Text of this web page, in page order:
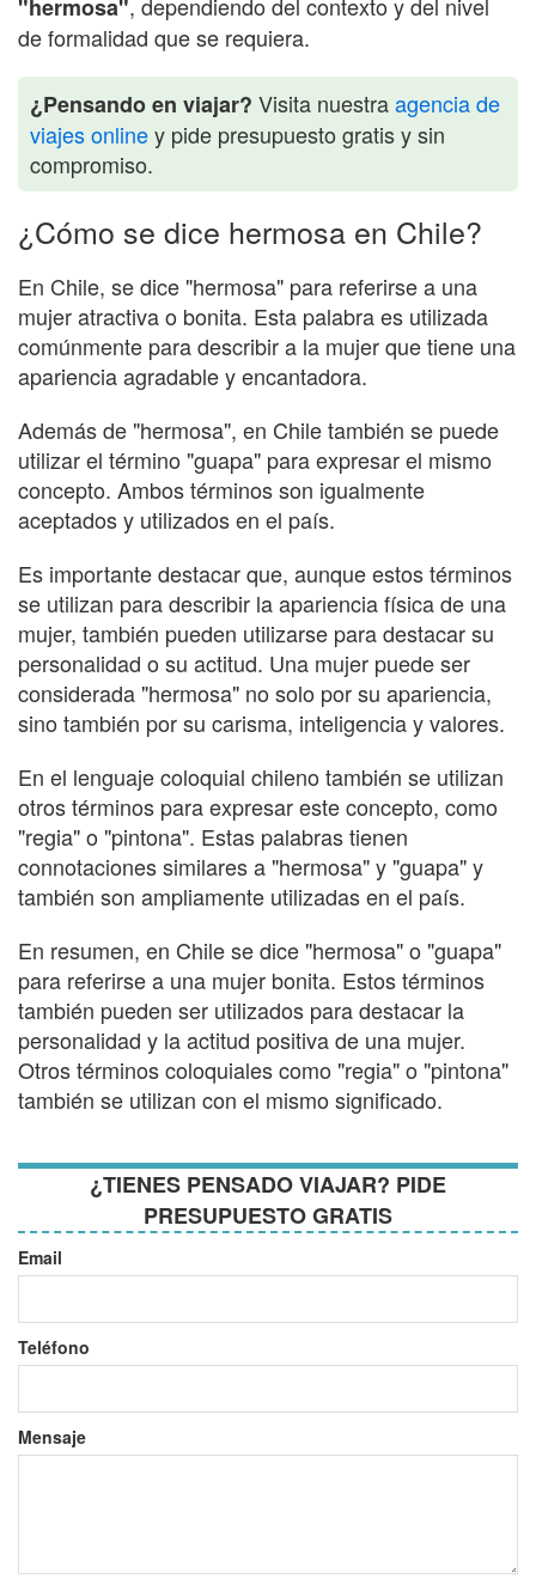
"hermosa", dependiendo del contexto y del nivel
de formalidad que se requiera.
¿Pensando en viajar? Visita nuestraagencia de
viajes onliney pide presupuesto gratis y sin
compromiso.
¿Cómo se dice hermosa en Chile?
En Chile, se dice "hermosa" para referirse a una
mujer atractiva o bonita. Esta palabra es utilizada
comúnmente para describir a la mujer que tiene una
apariencia agradable y encantadora.
Además de "hermosa", en Chile también se puede
utilizar el término "guapa" para expresar el mismo
concepto. Ambos términos son igualmente
aceptados y utilizados en el país.
Es importante destacar que, aunque estos términos
se utilizan para describir la apariencia física de una
mujer, también pueden utilizarse para destacar su
personalidad o su actitud. Una mujer puede ser
considerada "hermosa" no solo por su apariencia,
sino también por su carisma, inteligencia y valores.
En el lenguaje coloquial chileno también se utilizan
otros términos para expresar este concepto, como
"regia" o "pintona". Estas palabras tienen
connotaciones similares a "hermosa" y "guapa" y
también son ampliamente utilizadas en el país.
En resumen, en Chile se dice "hermosa" o "guapa"
para referirse a una mujer bonita. Estos términos
también pueden ser utilizados para destacar la
personalidad y la actitud positiva de una mujer.
Otros términos coloquiales como "regia" o "pintona"
también se utilizan con el mismo significado.
¿TIENES PENSADO VIAJAR? PIDE
PRESUPUESTO GRATIS
Email
Teléfono
Mensaje